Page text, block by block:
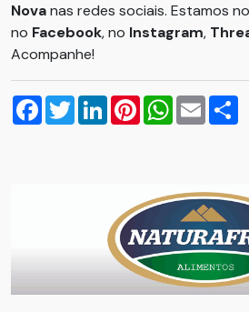
Novanas redes sociais. Estamos no
no Facebook, no Instagram,
Acompanhe!
Facebook
TwitterLinkedInPinterestWhatsApp
Email